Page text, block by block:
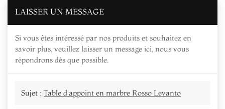
LAISSER UN MESSAGE
Si vous êtes intéressé par nos produits et souhaitez en
savoir plus, veuillez laisser un message ici, nous vous
répondrons dès que possible.
Sujet : Table d'appoint en marbre Rosso Levanto